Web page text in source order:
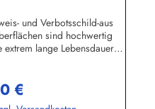
und Verbotsschild-aus
sind hochwertig
lange Lebensdauer
werden, weil sonst
Emailleschilder können
Preis:
€